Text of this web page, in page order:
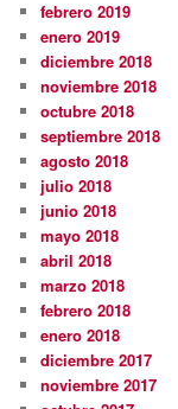
febrero 2019
enero 2019
diciembre 2018
noviembre 2018
octubre 2018
septiembre 2018
agosto 2018
julio 2018
junio 2018
mayo 2018
abril 2018
marzo 2018
febrero 2018
enero 2018
diciembre 2017
noviembre 2017